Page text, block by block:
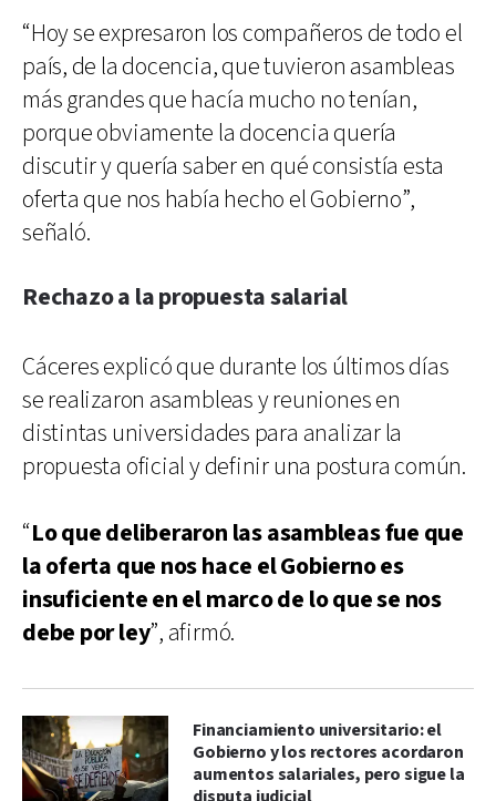
“Hoy se expresaron los compañeros de todo el
país, de la docencia, que tuvieron asambleas
más grandes que hacía mucho no tenían,
porque obviamente la docencia quería
discutir y quería saber en qué consistía esta
oferta que nos había hecho el Gobierno”,
señaló.
Rechazo a la propuesta salarial
Cáceres explicó que durante los últimos días
se realizaron asambleas y reuniones en
distintas universidades para analizar la
propuesta oficial y definir una postura común.
“Lo que deliberaron las asambleas fue que
la oferta que nos hace el Gobierno es
insuficiente en el marco de lo que se nos
debe por ley”, afirmó.
Financiamiento universitario: el
Gobierno y los rectores acordaron
aumentos salariales, pero sigue la